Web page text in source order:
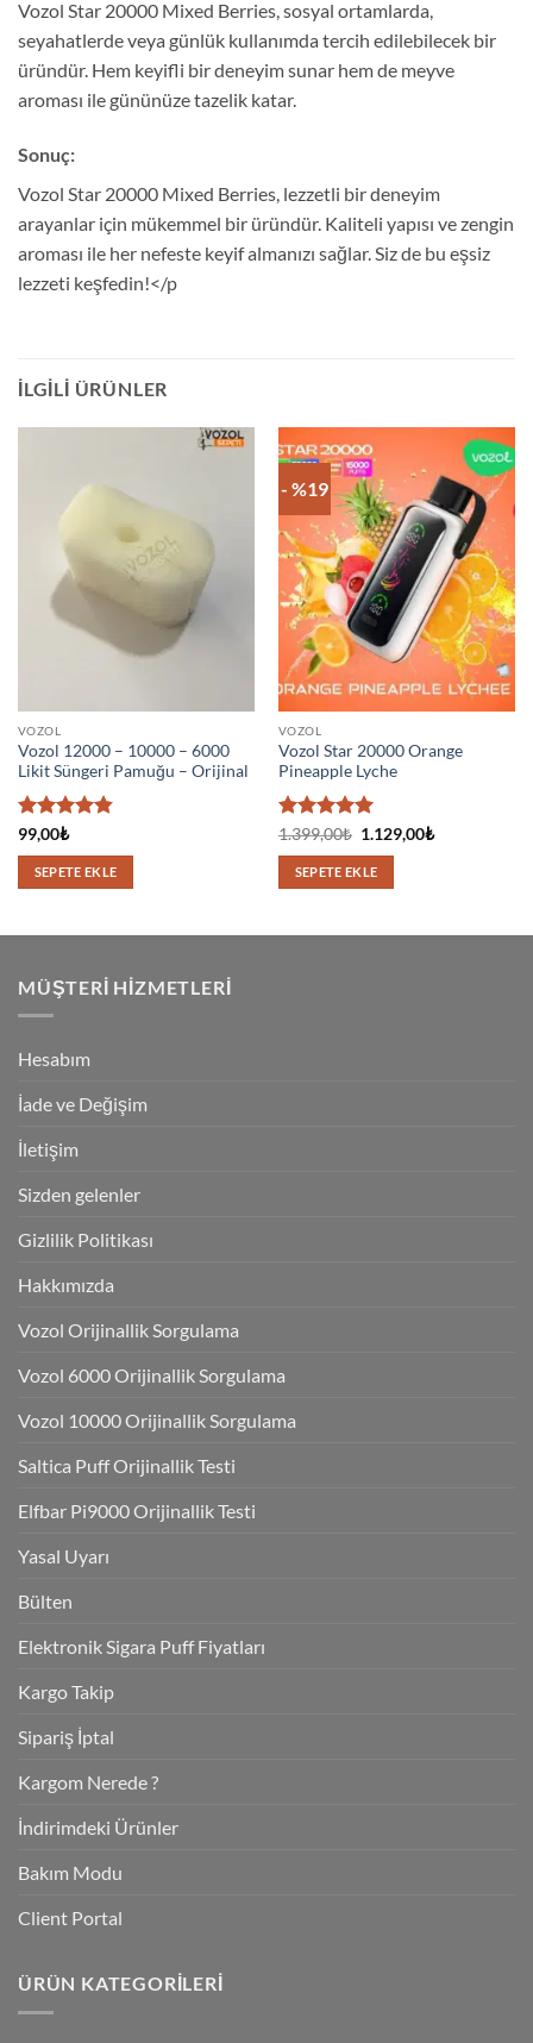
Vozol Star 20000 Mixed Berries, sosyal ortamlarda,
seyahatlerde veya günlük kullanımda tercih edilebilecek bir
üründür. Hem keyifli bir deneyim sunar hem de meyve
aroması ile gününüze tazelik katar.
Sonuç:
Vozol Star 20000 Mixed Berries, lezzetli bir deneyim
arayanlar için mükemmel bir üründür. Kaliteli yapısı ve zengin
aroması ile her nefeste keyif almanızı sağlar. Siz de bu eşsiz
lezzeti keşfedin!</p
İLGILI ÜRÜNLER
VOZOL
Vozol 12000 – 10000 – 6000
Likit Süngeri Pamuğu – Orijinal
5 üzerinden
4.83oy
aldı
99,00₺
SEPETE EKLE
- %19
VOZOL
Vozol Star 20000 Orange
Pineapple Lyche
5 üzerinden
5oy aldı
1.399,00₺ Orijinal
1.399,00₺.
1.129,00₺Şu
SEPETE EKLE
MÜŞTERI HIZMETLERI
Hesabım
İade ve Değişim
İletişim
Sizden gelenler
Gizlilik Politikası
Hakkımızda
Vozol Orijinallik Sorgulama
Vozol 6000 Orijinallik Sorgulama
Vozol 10000 Orijinallik Sorgulama
Saltica Puff Orijinallik Testi
Elfbar Pi9000 Orijinallik Testi
Yasal Uyarı
Bülten
Elektronik Sigara Puff Fiyatları
Kargo Takip
Sipariş İptal
Kargom Nerede ?
İndirimdeki Ürünler
Bakım Modu
Client Portal
ÜRÜN KATEGORILERI